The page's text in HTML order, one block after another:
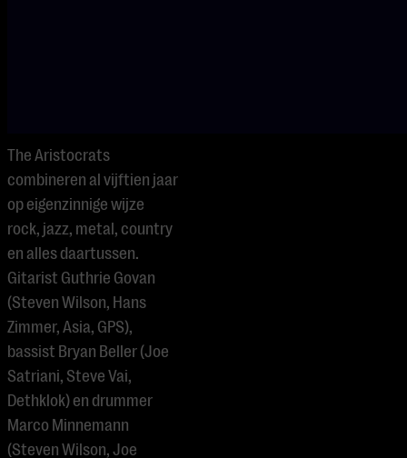
The Aristocrats
combineren al vijftien jaar
op eigenzinnige wijze
rock, jazz, metal, country
en alles daartussen.
Gitarist Guthrie Govan
(Steven Wilson, Hans
Zimmer, Asia, GPS),
bassist Bryan Beller (Joe
Satriani, Steve Vai,
Dethklok) en drummer
Marco Minnemann
(Steven Wilson, Joe